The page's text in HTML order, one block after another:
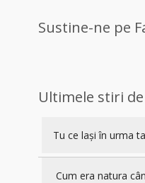
Sustine-ne pe
Ultimele stiri
Tu ce lași în urma
Cum era natura